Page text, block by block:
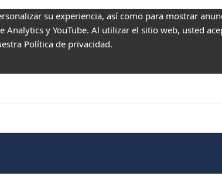
su experiencia, así como para mostrar
Analytics y YouTube. Al utilizar el sitio web, usted
Política de privacidad.